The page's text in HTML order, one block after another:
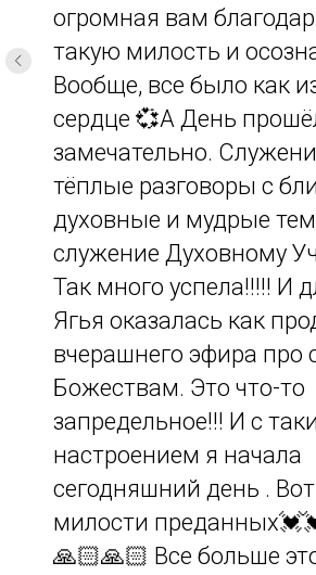
огромная вам
такую милость и
Вообще, все было как
сердце 💞А День
замечательно.
тёплые разговоры с
духовные и мудрые
служение Духовному
Так много успела!!!!! И
Ягья оказалась как
вчерашнего эфира про
Божествам. Это что-то
запредельное!!! И с
настроением я начала
сегодняшний день .
милости
🙏🏻🙏🏻 Все больше